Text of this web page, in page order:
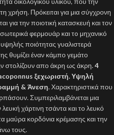
χρήση. Πρόκειται για μια σύγχρονη
για την ποιοτική κατασκευή και τον
φερμουάρ και τo μηχανικό
ποιότητας γυαλιστερά
θυμίζει έναν κάμπο γεμάτο
στολίζουν απο άκρη ως άκρη.4
ξεχωριστή. Υψηλή
& Άνεση. Χαρακτηριστικά που
Συμπεριλαμβάνεται μια
λευκή χάρτινη τσάντα και το λευκό
μαύρα κορδόνια κρέμασης και την
τους.